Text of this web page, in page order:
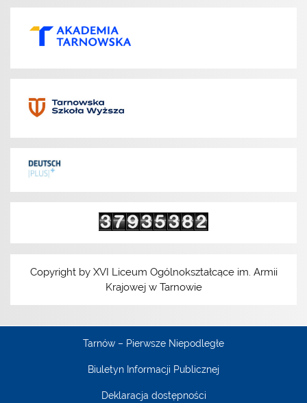
Copyright by XVI Liceum Ogólnokształcące im. Armii
Krajowej w Tarnowie
Tarnów – Pierwsze Niepodległe
Biuletyn Informacji Publicznej
Deklaracja dostępności